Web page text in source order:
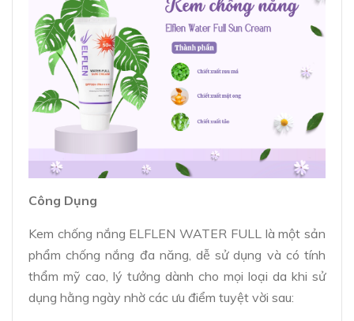
Công Dụng
Kem chống nắng ELFLEN WATER FULL là một sản
phẩm chống nắng đa năng, dễ sử dụng và có tính
thẩm mỹ cao, lý tưởng dành cho mọi loại da khi sử
dụng hằng ngày nhờ các ưu điểm tuyệt vời sau: